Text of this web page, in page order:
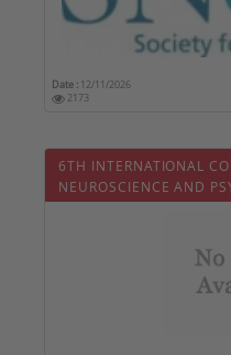
Date : 12/11/2026
2173
6TH INTERNATIONAL
NEUROSCIENCE AND